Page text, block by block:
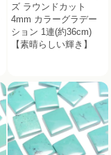
ズ ラウンドカット
4mm カラーグラデー
ション 1連(約36cm)
【素晴らしい輝き】